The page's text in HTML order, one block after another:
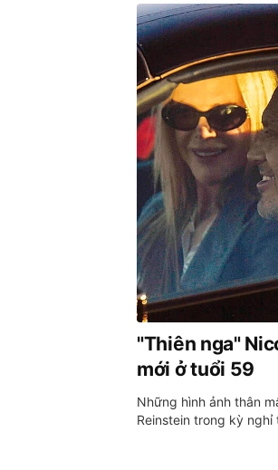
"Thiên nga"
mới ở tuổi 59
Những hình ảnh thân
Reinstein trong kỳ